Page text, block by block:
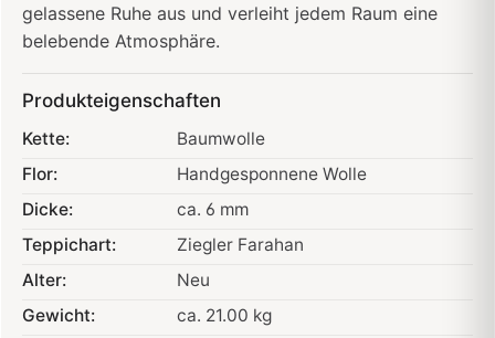
gelassene Ruhe aus und verleiht jedem Raum eine
belebende Atmosphäre.
Produkteigenschaften
Kette:
Baumwolle
Flor:
Handgesponnene Wolle
Dicke:
ca. 6 mm
Teppichart:
Ziegler Farahan
Alter:
Neu
Gewicht:
ca. 21.00 kg